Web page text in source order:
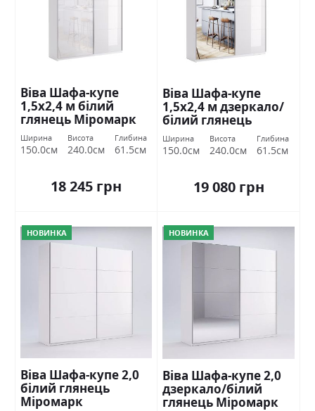
Віва Шафа-купе
1,5х2,4 м білий
глянець Міромарк
Ширина
150.0см
Висота
240.0см
Глибина
61.5см
18 245 грн
Віва Шафа-купе
1,5х2,4 м дзеркало/
білий глянець
Міромарк
Ширина
150.0см
Висота
240.0см
Глибина
61.5см
19 080 грн
НОВИНКА
Віва Шафа-купе 2,0
білий глянець
Міромарк
НОВИНКА
Віва Шафа-купе 2,0
дзеркало/білий
глянець Міромарк